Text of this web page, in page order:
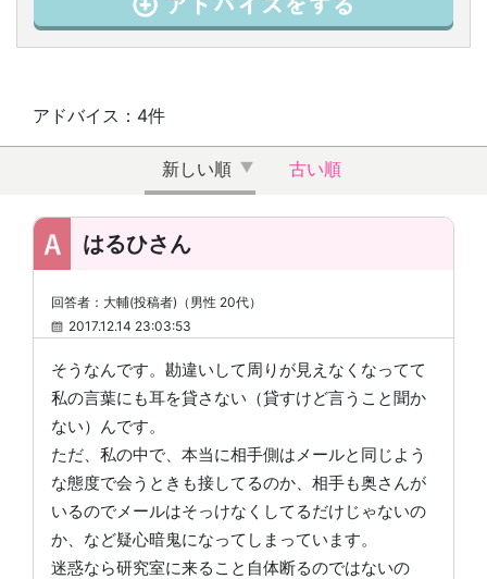
アドバイス：4件
新しい順 古い順
はるひさん
回答者：大輔(投稿者)（男性 20代）
2017.12.14 23:03:53
そうなんです。勘違いして周りが見えなくなってて
私の言葉にも耳を貸さない（貸すけど言うこと聞か
ない）んです。
ただ、私の中で、本当に相手側はメールと同じよう
な態度で会うときも接してるのか、相手も奥さんが
いるのでメールはそっけなくしてるだけじゃないの
か、など疑心暗鬼になってしまっています。
迷惑なら研究室に来ること自体断るのではないの